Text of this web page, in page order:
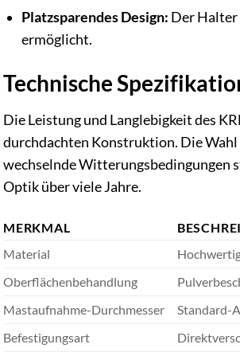
Platzsparendes Design: Der Halter
ermöglicht.
Technische
Die Leistung und Langlebigkeit des
durchdachten Konstruktion. Die
wechselnde Witterungsbedingungen
Optik über viele Jahre.
MERKMAL
Material
Oberflächenbehandlung
Mastaufnahme-Durchmesser
Standard-
Befestigungsart